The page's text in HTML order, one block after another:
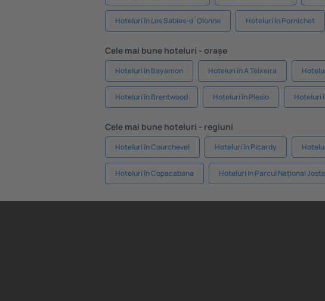
Hoteluri în Les Sables-d`Olonne Hoteluri în Pornichet
Cele mai bune hoteluri - orașe
Hoteluri în Bayamon Hoteluri în A Teixeira
Hoteluri în Brentwood Hoteluri în Plesio Hoteluri
Cele mai bune hoteluri - regiuni
Hoteluri în Courchevel Hoteluri în Picardy
Hoteluri în Copacabana Hoteluri in Parcul Național